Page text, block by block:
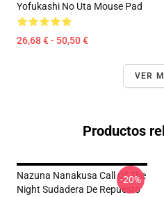
Yofukashi No Uta Mouse Pad
26,68 € - 50,50 €
VER
Productos
Nazuna Nanakusa Call Of The
Night Sudadera De Repuesto
-20%